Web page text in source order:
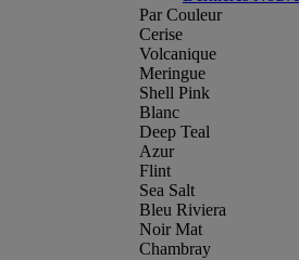
Par Couleur
Cerise
Volcanique
Meringue
Shell Pink
Blanc
Deep Teal
Azur
Flint
Sea Salt
Bleu Riviera
Noir Mat
Chambray